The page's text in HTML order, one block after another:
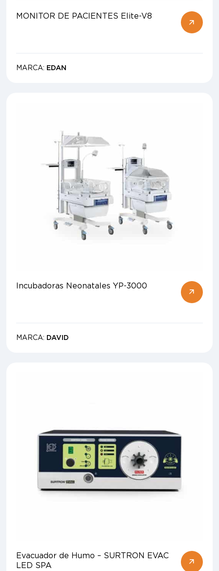
MONITOR DE PACIENTES Elite-V8
MARCA: EDAN
Incubadoras Neonatales YP-3000
MARCA: DAVID
Evacuador de Humo – SURTRON EVAC
LED SPA